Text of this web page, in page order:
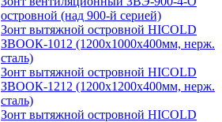
островной (над 900-й серией)
Зонт вытяжной островной HICOLD
ЗВООК-1012 (1200х1000х400мм, нерж.
сталь)
Зонт вытяжной островной HICOLD
ЗВООК-1212 (1200x1200x400мм, нерж.
сталь)
Зонт вытяжной островной HICOLD